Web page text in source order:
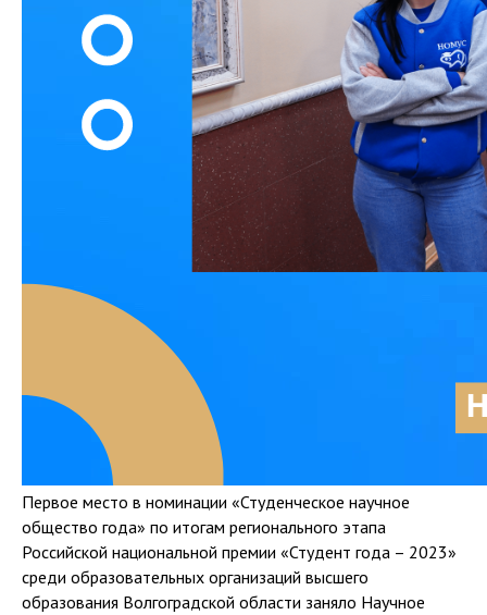
Первое место в номинации «Студенческое научное
общество года» по итогам регионального этапа
Российской национальной премии «Студент года – 2023»
среди образовательных организаций высшего
образования Волгоградской области заняло Научное